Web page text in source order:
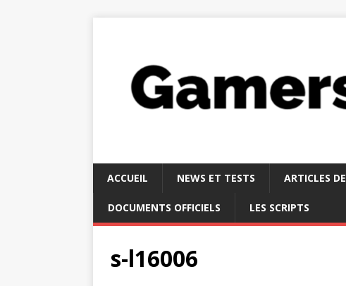
ACCUEIL NEWS ET TESTS ARTICLES
DOCUMENTS OFFICIELS LES SCRIPTS
s-l16006